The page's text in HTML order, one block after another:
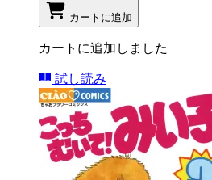
カートに追加
カートに追加しました
試し読み